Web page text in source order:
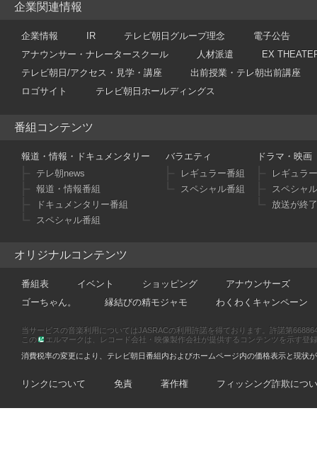
企業関連情報
企業情報 IR テレビ朝日グループ理念
電子公告
アナウンサー・ナレータースクール
人材派遣
EX
テレビ朝日/アクセス・見学・講座
出前授業・テレ朝出前講座
ロゴサイト
テレビ朝日ホールディングス
番組コンテンツ
報道・情報・ドキュメンタリー
テレ朝news
報道・情報番組
ドキュメンタリー番組
スペシャル番組
バラエティ
レギュラー番組
スペシャル番組
ドラマ・映画
レギュラ
スペシャ
放送が終
オリジナルコンテンツ
番組表 イベント ショッピング
アナウンサーズ
ゴーちゃん。
縁結びの精モジャモ わくわくキャンペーン
当サービスの音楽利用についてはJASRACの利用許諾を得ております。許諾第
この
エルマークは、レコード会社・映像製作会社が提供するコンテンツを示す登
消費税率の変更により、テレビ朝日番組内およびホームページ内の価格表示と現状
リンクについて 免責 著作権 フィッシング詐欺につ